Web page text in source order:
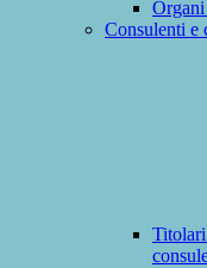
Consulenti e